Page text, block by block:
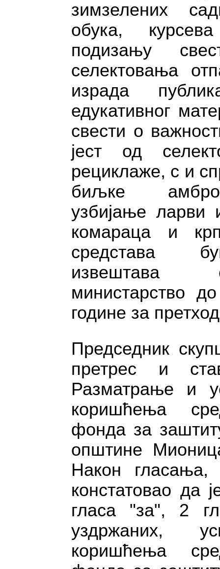
зимзелених
обука,
подизању
селектовања
израда
едукативног
свести о
јест од
рециклаже, с и
биљке
узбијање
комараца и
средстава
извештава
министарство
године за
Председник
претрес и
Разматрање и
коришћења
фонда за
општине
Након гласања,
констатовао да
гласа "за", 2
уздржаних,
коришћења